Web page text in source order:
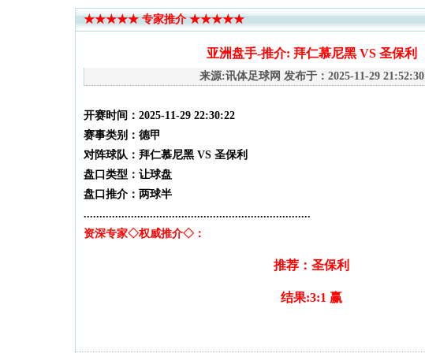
★★★★★ 专家推介 ★★★★★
亚洲盘手-推介: 拜仁慕尼黑 VS 圣保利
来源:讯体足球网 发布于：2025-11-29 21:52:30
开赛时间 ：2025-11-29 22:30:22
赛事类别 ：德甲
对阵球队 ：拜仁慕尼黑 VS 圣保利
盘口类型 ：让球盘
盘口推介 ：两球半
........................................................................
资深专家◇权威推介◇：
推荐：圣保利
结果:3:1 赢